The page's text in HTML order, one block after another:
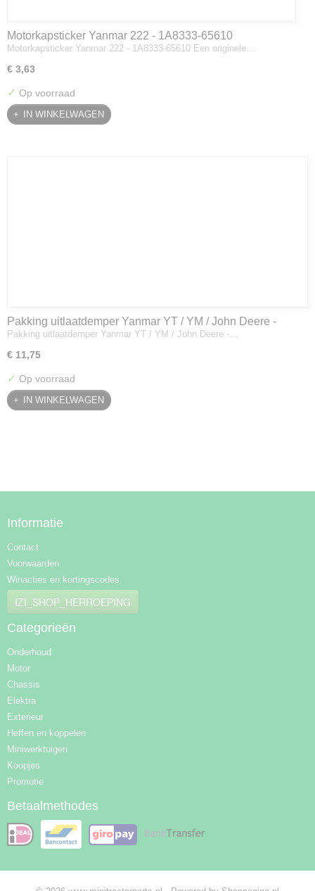
Motorkapsticker Yanmar 222 - 1A8333-65610
Motorkapsticker Yanmar 222 - 1A8333-65610 Een originele…
€ 3,63
✓ Op voorraad
IN WINKELWAGEN
Pakking uitlaatdemper Yanmar YT / YM / John Deere -
128300-13230
Pakking uitlaatdemper Yanmar YT / YM / John Deere -…
€ 11,75
✓ Op voorraad
IN WINKELWAGEN
Informatie
Contact
Voorwaarden
Winacties en kortingscodes
IZI_SHOP_HERROEPING
Categorieën
Onderhoud
Motor
Chassis
Elektra
Exterieur
Heffen en koppelen
Miniwerktuigen
Koopjes
Promotie
Betaalmethodes